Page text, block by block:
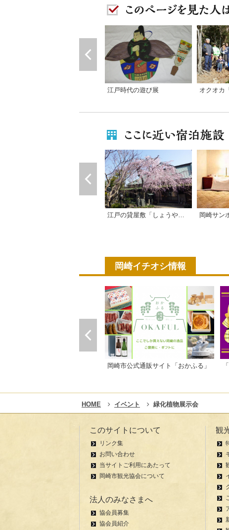
江戸時代の遊び展
岡崎サン
岡崎イチオシ情報
岡崎市公式通販サイト「おかふる」
HOME イベント 緑化植物展示会
このサイトについて
リンク集
お問い合わせ
当サイトご利用にあたって
岡崎市観光協会について
法人のみなさまへ
協会員募集
協会員紹介
観